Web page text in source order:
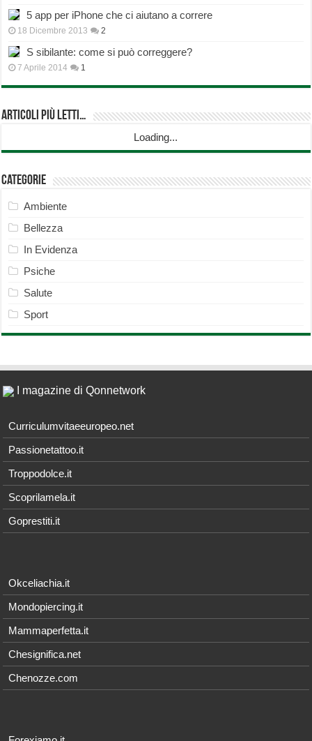
5 app per iPhone che ci aiutano a correre
18 Dicembre 2013 2
S sibilante: come si può correggere?
7 Aprile 2014 1
Articoli più Letti…
Loading...
Categorie
Ambiente
Bellezza
In Evidenza
Psiche
Salute
Sport
I magazine di Qonnetwork
Curriculumvitaeeuropeo.net
Passionetattoo.it
Troppodolce.it
Scoprilamela.it
Goprestiti.it
Okceliachia.it
Mondopiercing.it
Mammaperfetta.it
Chesignifica.net
Chenozze.com